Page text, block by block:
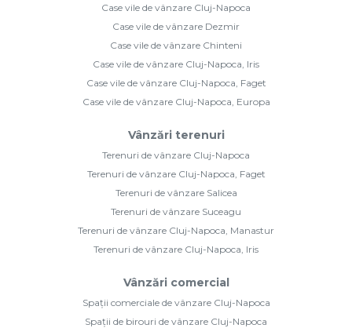
Case vile de vânzare Cluj-Napoca
Case vile de vânzare Dezmir
Case vile de vânzare Chinteni
Case vile de vânzare Cluj-Napoca, Iris
Case vile de vânzare Cluj-Napoca, Faget
Case vile de vânzare Cluj-Napoca, Europa
Vânzări terenuri
Terenuri de vânzare Cluj-Napoca
Terenuri de vânzare Cluj-Napoca, Faget
Terenuri de vânzare Salicea
Terenuri de vânzare Suceagu
Terenuri de vânzare Cluj-Napoca, Manastur
Terenuri de vânzare Cluj-Napoca, Iris
Vânzări comercial
Spații comerciale de vânzare Cluj-Napoca
Spații de birouri de vânzare Cluj-Napoca